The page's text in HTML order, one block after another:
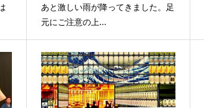
あと激しい雨が降ってきました。足
元にご注意の上...